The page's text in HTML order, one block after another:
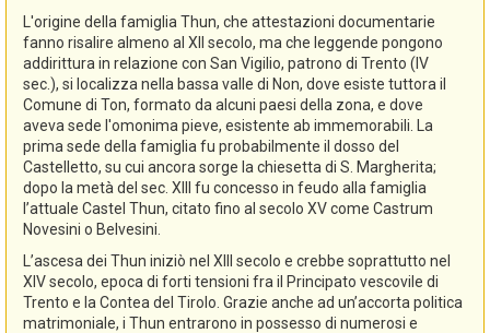
L'origine della famiglia Thun, che attestazioni documentarie
fanno risalire almeno al XII secolo, ma che leggende pongono
addirittura in relazione con San Vigilio, patrono di Trento (IV
sec.), si localizza nella bassa valle di Non, dove esiste tuttora il
Comune di Ton, formato da alcuni paesi della zona, e dove
aveva sede l'omonima pieve, esistente ab immemorabili. La
prima sede della famiglia fu probabilmente il dosso del
Castelletto, su cui ancora sorge la chiesetta di S. Margherita;
dopo la metà del sec. XIII fu concesso in feudo alla famiglia
l’attuale Castel Thun, citato fino al secolo XV come Castrum
Novesini o Belvesini.
L’ascesa dei Thun iniziò nel XIII secolo e crebbe soprattutto nel
XIV secolo, epoca di forti tensioni fra il Principato vescovile di
Trento e la Contea del Tirolo. Grazie anche ad un’accorta politica
matrimoniale, i Thun entrarono in possesso di numerosi e